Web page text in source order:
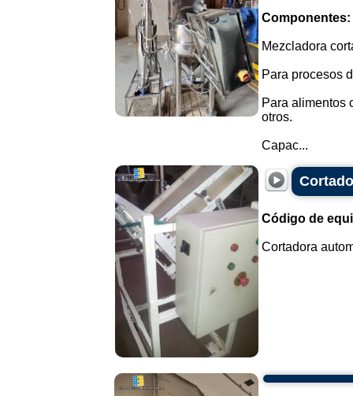
Componentes:
Mezcladora
Para procesos
Para alimentos
otros.
Capac...
Código de
Cortadora